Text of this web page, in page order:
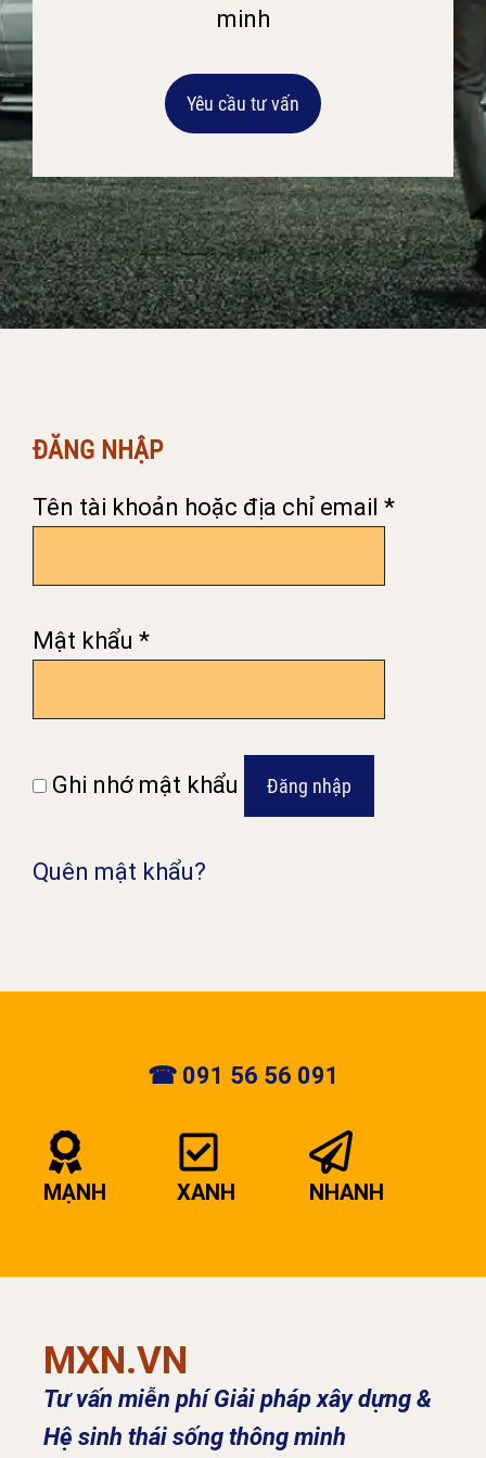
minh
Yêu cầu tư vấn
ĐĂNG NHẬP
Tên tài khoản hoặc địa chỉ email *Bắt
Mật khẩu *Bắt
Ghi nhớ mật khẩu Đăng nhập
Quên mật khẩu?
☎ 091 56 56 091
MẠNH XANH NHANH
MXN.VN
Tư vấn miễn phí Giải pháp xây dựng &
Hệ sinh thái sống thông minh